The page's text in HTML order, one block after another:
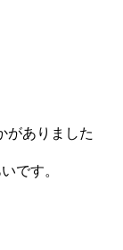
がありました
です。